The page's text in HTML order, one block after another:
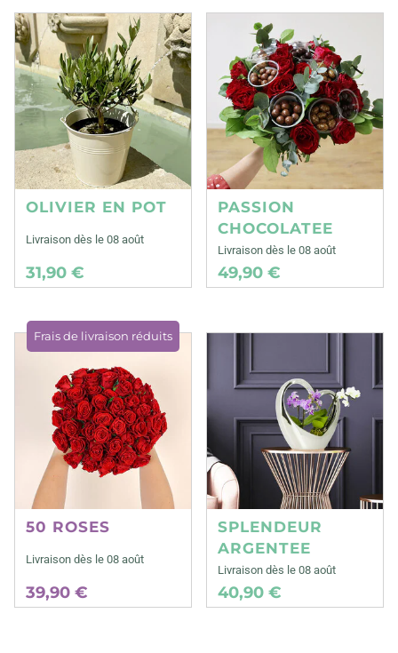
OLIVIER EN POT
Livraison dès le 08 août
31,90 €
PASSION
CHOCOLATEE
Livraison dès le 08 août
49,90 €
Frais de livraison réduits
50 ROSES
Livraison dès le 08 août
39,90 €
SPLENDEUR
ARGENTEE
Livraison dès le 08 août
40,90 €